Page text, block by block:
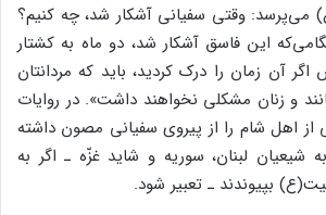
می‌پرسد: وقتی سفیانی آشکار شد، چه کنیم؟
این فاسق آشکار شد، دو ماه به کشتار
آن زمان را درک کردید، باید که مردانتان
و زنان مشکلی نخواهند داشت». در روایات
از اهل شام را از پیروی سفیانی مصون داشته
لبنان، سوریه و شاید غزّه ـ اگر به
بپیوندند ـ تعبیر شود.